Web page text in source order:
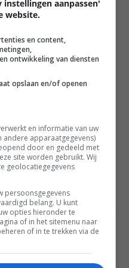
VAN TEUFEL
WIRELESS
aanpassen'
website.
en content,
ontwikkeling van diensten
opslaan en/of openen
en informatie van uw
andere apparaatgegevens)
door en gedeeld met
site worden gebruikt. Wij
geolocatiegegevens
persoonsgegevens
belang. U kunt
opties hieronder te
of in het sitemenu naar
of in te trekken via de